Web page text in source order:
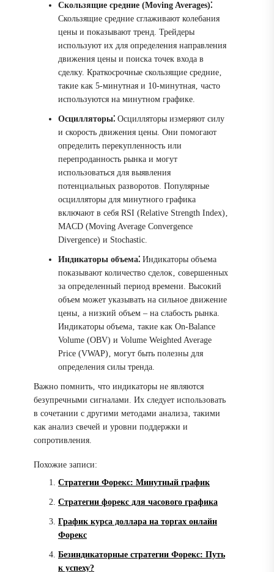
Скользящие средние (Moving Averages)⁚
Скользящие средние сглаживают колебания
цены и показывают тренд. Трейдеры
используют их для определения направления
движения цены и поиска точек входа в
сделку. Краткосрочные скользящие средние‚
такие как 5-минутная и 10-минутная‚ часто
используются на минутном графике.
Осцилляторы⁚ Осцилляторы измеряют силу
и скорость движения цены. Они помогают
определить перекупленность или
перепроданность рынка и могут
использоваться для выявления
потенциальных разворотов. Популярные
осцилляторы для минутного графика
включают в себя RSI (Relative Strength Index)‚
MACD (Moving Average Convergence
Divergence) и Stochastic.
Индикаторы объема⁚ Индикаторы объема
показывают количество сделок‚ совершенных
за определенный период времени. Высокий
объем может указывать на сильное движение
цены‚ а низкий объем – на слабость рынка.
Индикаторы объема‚ такие как On-Balance
Volume (OBV) и Volume Weighted Average
Price (VWAP)‚ могут быть полезны для
определения силы тренда.
Важно помнить‚ что индикаторы не являются
безупречными сигналами. Их следует использовать
в сочетании с другими методами анализа‚ такими
как анализ свечей и уровни поддержки и
сопротивления.
Похожие записи:
Стратегии Форекс: Минутный график
Стратегии форекс для часового графика
График курса доллара на торгах онлайн
Форекс
Безиндикаторные стратегии Форекс: Путь
к успеху?